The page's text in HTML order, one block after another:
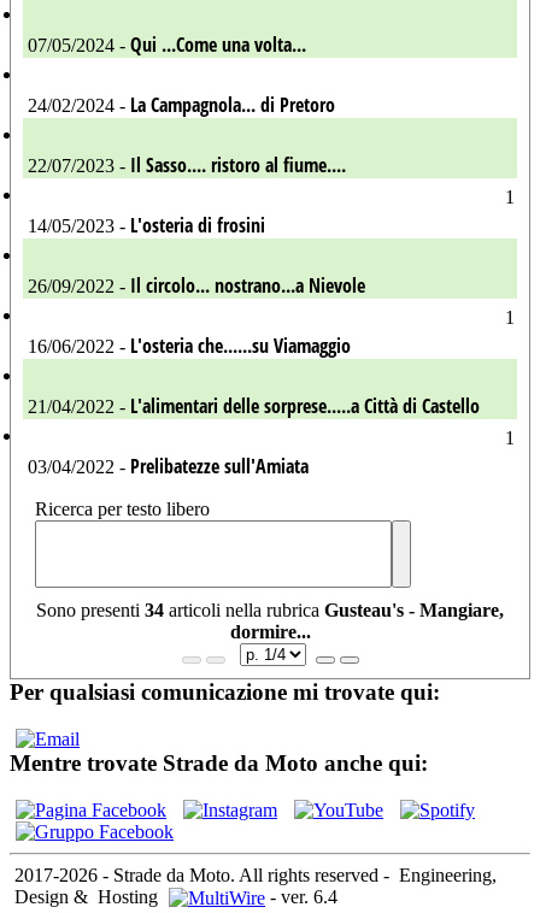
07/05/2024 - Qui ...Come una volta...
24/02/2024 - La Campagnola... di Pretoro
22/07/2023 - Il Sasso.... ristoro al fiume....
1
14/05/2023 - L'osteria di frosini
26/09/2022 - Il circolo... nostrano...a Nievole
1
16/06/2022 - L'osteria che......su Viamaggio
21/04/2022 - L'alimentari delle sorprese.....a Città di Castello
1
03/04/2022 - Prelibatezze sull'Amiata
Ricerca per testo libero
Sono presenti 34 articoli nella rubrica Gusteau's - Mangiare,
dormire...
Per qualsiasi comunicazione mi trovate qui:
Mentre trovate Strade da Moto anche qui:
2017-2026 - Strade da Moto. All rights reserved - Engineering,
Design & Hosting - ver. 6.4